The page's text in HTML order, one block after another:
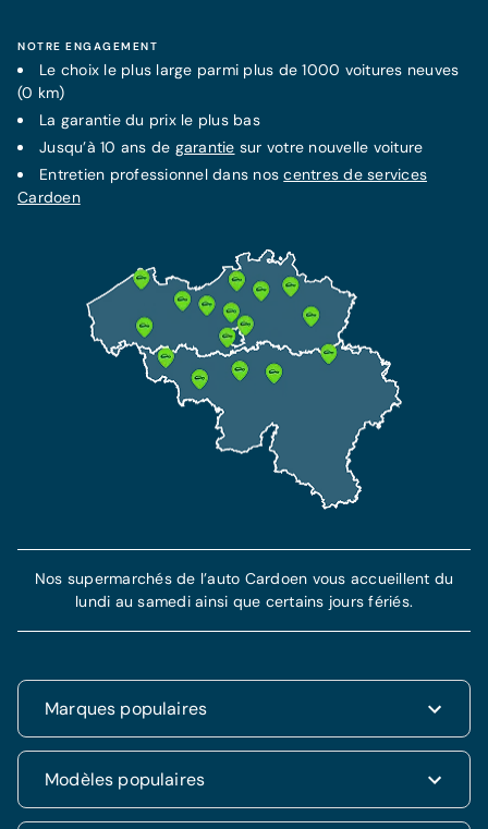
NOTRE ENGAGEMENT
Le choix le plus large parmi plus de 1000 voitures neuves
(0 km)
La garantiedu prix le plus bas
Jusqu’à 10 ans de garantie sur votre nouvelle voiture
Entretien professionnel dans noscentres de services
Cardoen
Marques populaires
Renault
Modèles populaires
Nos supermarchés de l’auto Cardoen vous accueillent du
lundi au samedi ainsi que certains jours fériés.